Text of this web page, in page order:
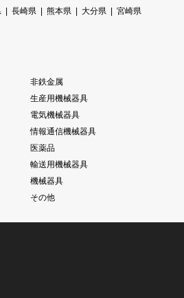
長崎県 熊本県 大分県
宮崎県
非鉄金属
生産用機械器具
電気機械器具
情報通信機械器具
医薬品
輸送用機械器具
機械器具
その他